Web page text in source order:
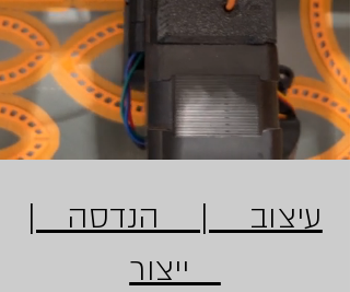
עיצוב | הנדסה |
ייצור